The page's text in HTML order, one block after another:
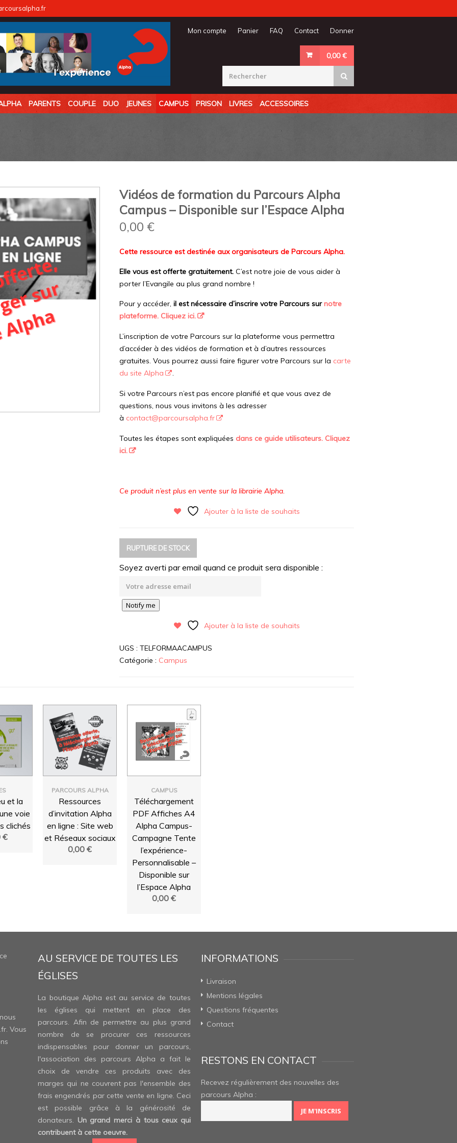
Mon compte Panier FAQ Contact Donner
0,00€
PARENTS COUPLE DUO JEUNES CAMPUS PRISON LIVRES ACCESSOIRES
Vidéos de formation du Parcours Alpha
Campus – Disponible sur l’Espace Alpha
0,00 €
Cette ressource est destinée aux organisateurs de Parcours Alpha.
Elle vous est offerte gratuitement. C’est notre joie de vous aider à
porter l’Evangile au plus grand nombre !
Pour y accéder, il est nécessaire d’inscrire votre Parcours surnotre
plateforme. Cliquez ici.
L’inscription de votre Parcours sur la plateforme vous permettra
d’accéder à des vidéos de formation et à d’autres ressources
gratuites. Vous pourrez aussi faire figurer votre Parcours sur la carte
du site Alpha
.
Si votre Parcours n’est pas encore planifié et que vous avez de
questions, nous vous invitons à les adresser
à contact@parcoursalpha.fr
Toutes les étapes sont expliquées dans ce guide utilisateurs. Cliquez
ici.
Ce produit n’est plus en vente sur la librairie Alpha.
Ajouter à la liste de souhaits
RUPTURE DE STOCK
Soyez averti par email quand ce produit sera disponible :
Notify me
Ajouter à la liste de souhaits
UGS : TELFORMAACAMPUS
Catégorie : Campus
et la
voie
clichés
€
PARCOURS ALPHA
Ressources
d’invitation Alpha
en ligne : Site web
et Réseaux sociaux
0,00 €
CAMPUS
Téléchargement
PDF Affiches A4
Alpha Campus-
Campagne Tente
l’expérience-
Personnalisable –
Disponible sur
l’Espace Alpha
0,00 €
. Vous
AU SERVICE DE TOUTES LES
ÉGLISES
La boutique Alpha est au service de toutes
les églises qui mettent en place des
parcours. Afin de permettre au plus grand
nombre de se procurer ces ressources
indispensables pour donner un parcours,
l'association des parcours Alpha a fait le
choix de vendre ces produits avec des
marges qui ne couvrent pas l'ensemble des
frais engendrés par cette vente en ligne. Ceci
est possible grâce à la générosité de
donateurs. Un grand merci à tous ceux qui
contribuent à cette oeuvre.
INFORMATIONS
Livraison
Mentions légales
Questions fréquentes
Contact
RESTONS EN CONTACT
Recevez régulièrement des nouvelles des
parcours Alpha :